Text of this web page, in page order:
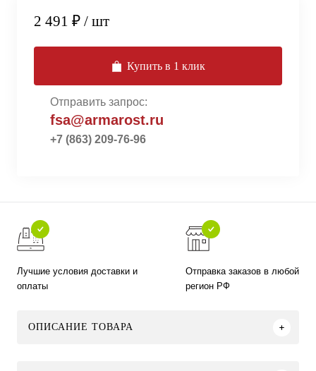
2 491 ₽ / шт
Купить в 1 клик
Отправить запрос:
fsa@armarost.ru
+7 (863) 209-76-96
Лучшие условия доставки и
оплаты
Отправка заказов в любой
регион РФ
ОПИСАНИЕ ТОВАРА